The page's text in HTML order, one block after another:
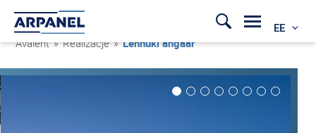
EE
Avaleht » Realizacje »Lennuki angaar